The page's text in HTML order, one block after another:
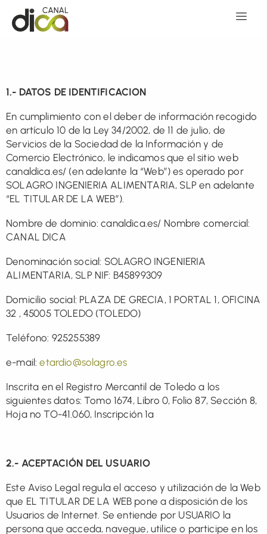
1.- DATOS DE IDENTIFICACION
En cumplimiento con el deber de información recogido
en artículo 10 de la Ley 34/2002, de 11 de julio, de
Servicios de la Sociedad de la Información y de
Comercio Electrónico, le indicamos que el sitio web
canaldica.es/ (en adelante la “Web”) es operado por
SOLAGRO INGENIERIA ALIMENTARIA, SLP en adelante
“EL TITULAR DE LA WEB”).
Nombre de dominio: canaldica.es/ Nombre comercial:
CANAL DICA
Denominación social: SOLAGRO INGENIERIA
ALIMENTARIA, SLP NIF: B45899309
Domicilio social: PLAZA DE GRECIA, 1 PORTAL 1, OFICINA
32 , 45005 TOLEDO (TOLEDO)
Teléfono: 925255389
e-mail:etardio@solagro.es
Inscrita en el Registro Mercantil de Toledo a los
siguientes datos: Tomo 1674, Libro 0, Folio 87, Sección 8,
Hoja nº TO-41.060, Inscripción 1ª
2.- ACEPTACIÓN DEL USUARIO
Este Aviso Legal regula el acceso y utilización de la Web
que EL TITULAR DE LA WEB pone a disposición de los
Usuarios de Internet. Se entiende por USUARIO la
persona que acceda, navegue, utilice o participe en los